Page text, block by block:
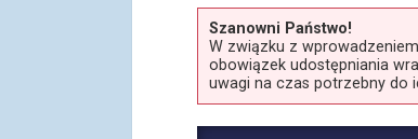
Szanowni Państwo!
W związku z
obowiązek udostępniania
uwagi na czas potrzebny do